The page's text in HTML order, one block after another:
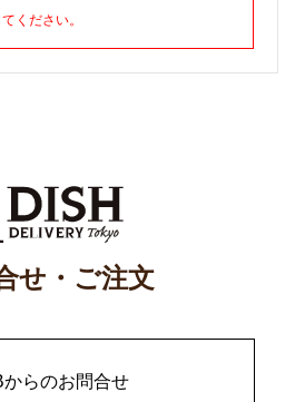
ください。
せ・ご注文
からのお問合せ